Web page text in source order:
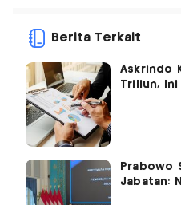
Berita Terkait
Askrindo
Triliun,
Prabowo
Jabatan: